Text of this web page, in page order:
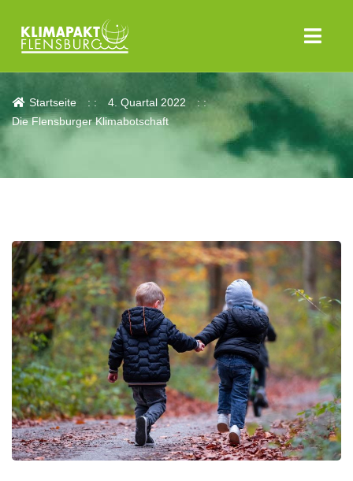
Aktuelles
Startseite
4. Quartal 2022
Die Flensburger Klimabotschaft